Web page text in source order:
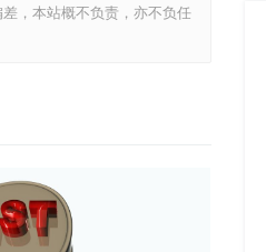
，本站概不负责，亦不负任